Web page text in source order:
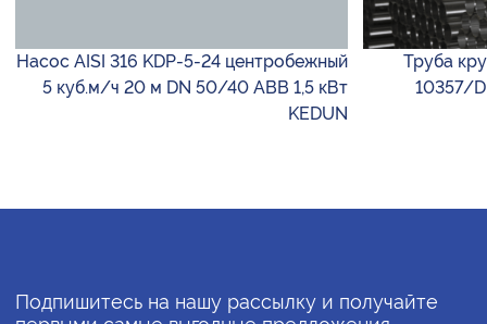
Насос AISI 316 KDP-5-24 центробежный
5 куб.м/ч 20 м DN 50/40 ABB 1,5 кВт
KEDUN
Труба
10357/
Подпишитесь на нашу рассылку и получайте